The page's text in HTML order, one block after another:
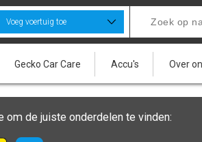
Voeg voertuig toe
Gecko Car Care Accu's Over
om de juiste onderdelen te vinden: